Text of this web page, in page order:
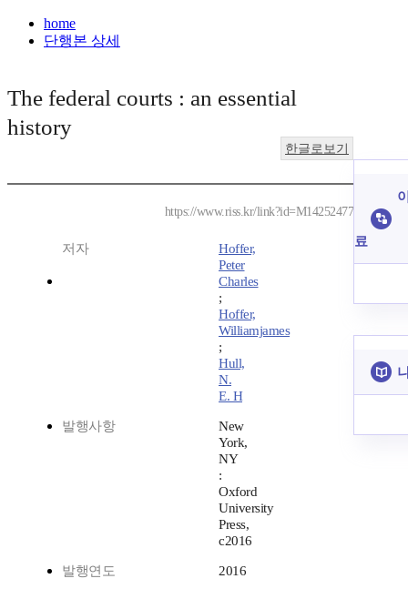
home
단행본 상세
The federal courts : an essential
history
한글로보기
https://www.riss.kr/link?id=M14252477
저자
Hoffer,
Peter
Charles
;
Hoffer,
Williamjames
;
Hull,
N.
E. H
발행사항
New
York,
NY
:
Oxford
University
Press,
c2016
발행연도 2016
료